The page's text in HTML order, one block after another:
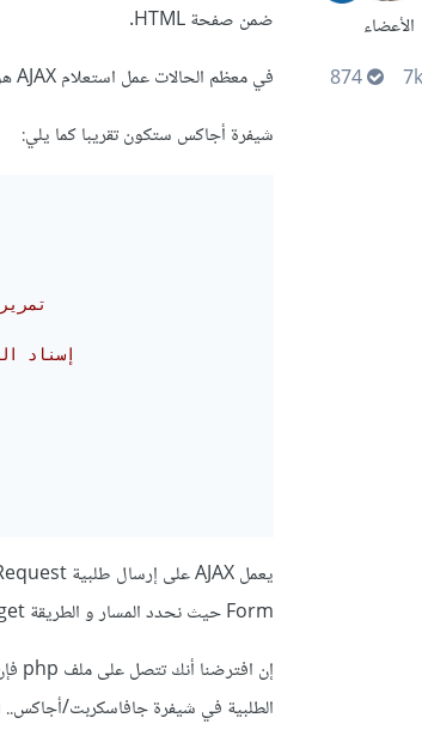
الأعضاء
ضمن صفحة HTML.
في معظم الحالات عمل استعلام AJAX هو الحل الأفضل لصندوق البحث.
شيفرة أجاكس ستكون تقريبا كما يلي:
//
// إسناد
Form حيث نحدد المسار و الطريقة post - get .. و تكون البيانات عبارة عن مفتاح-قيمة ترسل للمخدم.